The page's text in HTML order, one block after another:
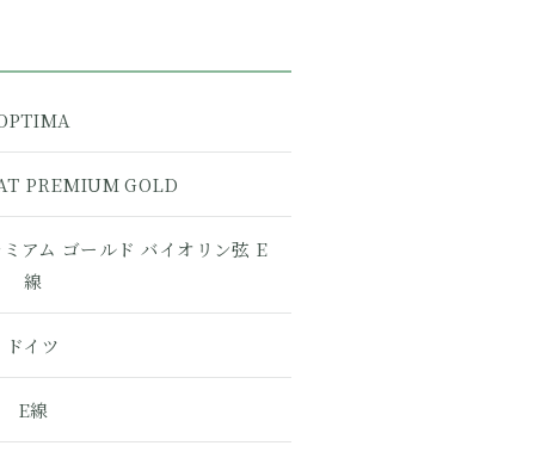
PREMIUM GOLD
アム ゴールド バイオリン弦 E
線
ドイツ
E線